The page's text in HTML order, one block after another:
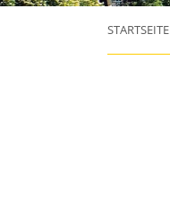
STARTSEITE